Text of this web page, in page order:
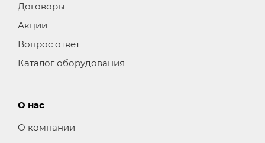
Договоры
Акции
Вопрос ответ
Каталог оборудования
О нас
О компании